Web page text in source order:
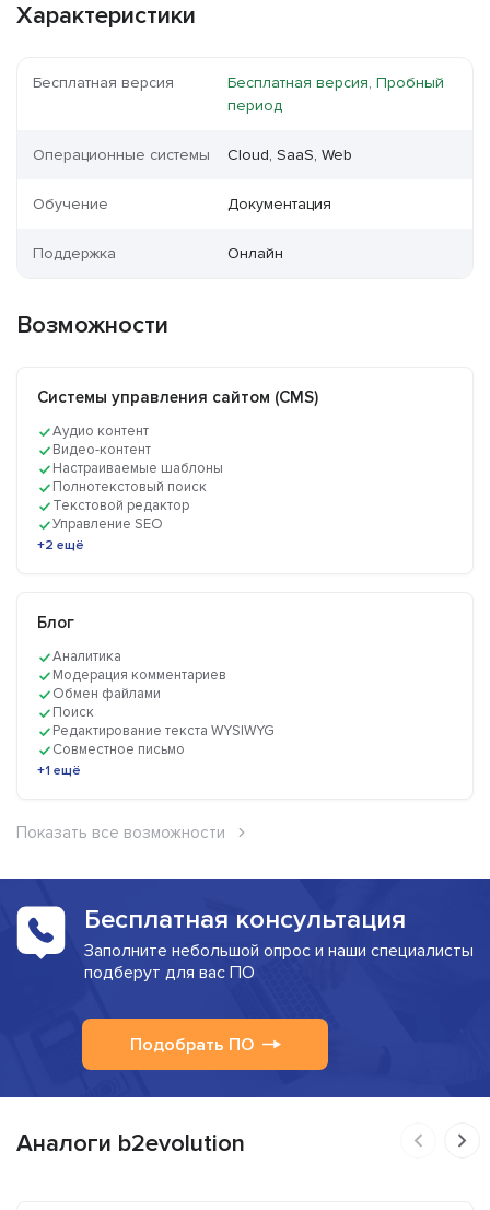
Характеристики
Бесплатная версия
Бесплатная версия, Пробный
период
Операционные системы Cloud, SaaS, Web
Обучение Документация
Поддержка Онлайн
Возможности
Системы управления сайтом (CMS)
Аудио контент
Видео-контент
Настраиваемые шаблоны
Полнотекстовый поиск
Текстовой редактор
Управление SEO
+2 ещё
Блог
Аналитика
Модерация комментариев
Обмен файлами
Поиск
Редактирование текста WYSIWYG
Совместное письмо
+1 ещё
Показать все возможности
Бесплатная консультация
Заполните небольшой опрос и наши специалисты
подберут для вас ПО
Подобрать ПО
Аналоги b2evolution